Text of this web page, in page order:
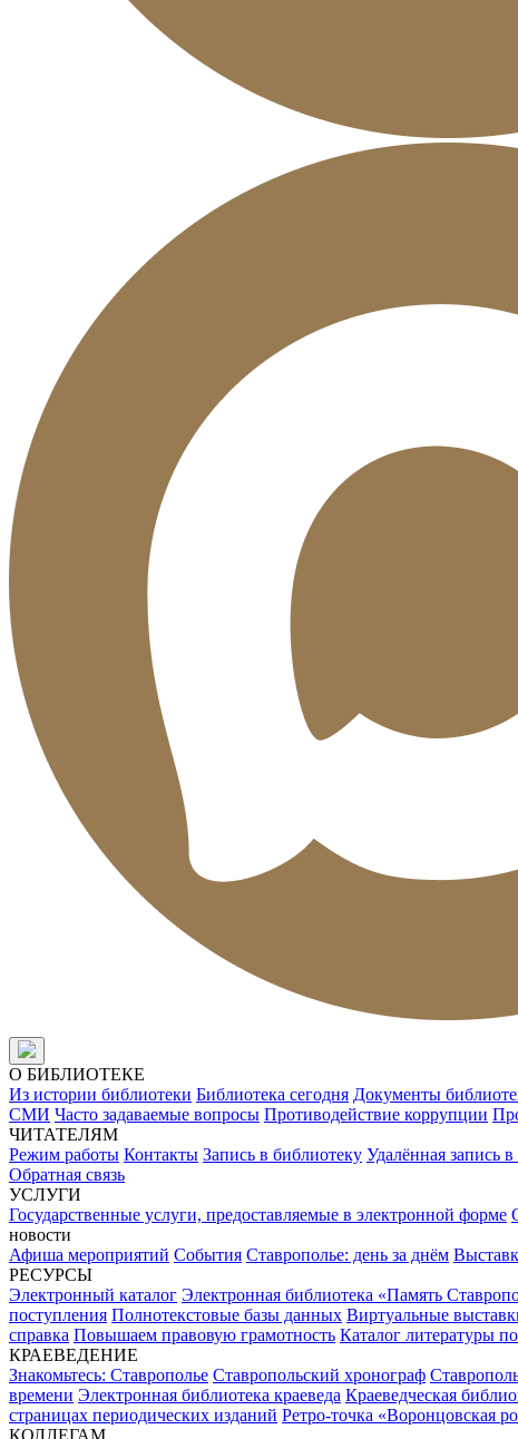
О БИБЛИОТЕКЕ
Из истории библиотеки Библиотека сегодня Документы
СМИ Часто задаваемые вопросы Противодействие коррупции
ЧИТАТЕЛЯМ
Режим работы Контакты Запись в библиотеку Удалённая запись
Обратная связь
УСЛУГИ
Государственные услуги, предоставляемые в электронной форме
новости
Афиша мероприятий События Ставрополье: день за днём
РЕСУРСЫ
Электронный каталог Электронная библиотека «Память
поступления Полнотекстовые базы данных Виртуальные
справка Повышаем правовую грамотность Каталог литературы
КРАЕВЕДЕНИЕ
Знакомьтесь: Ставрополье Ставропольский хронограф
времени Электронная библиотека краеведа Краеведческая
страницах периодических изданий Ретро-точка «Воронцовская
КОЛЛЕГАМ